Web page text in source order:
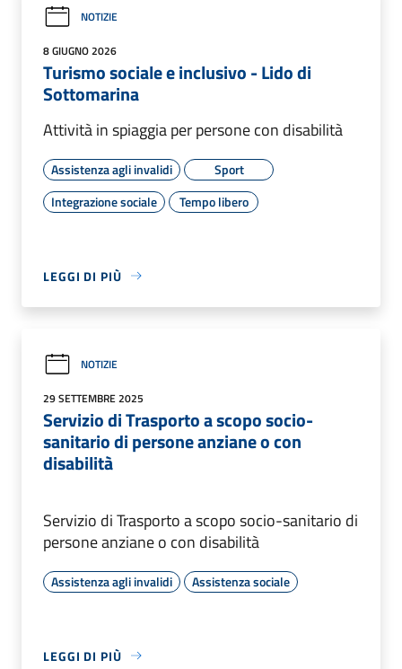
NOTIZIE
8 GIUGNO 2026
Turismo sociale e inclusivo - Lido di
Sottomarina
Attività in spiaggia per persone con disabilità
Assistenza agli invalidi
Sport
Integrazione sociale
Tempo libero
LEGGI DI PIÙ
NOTIZIE
29 SETTEMBRE 2025
Servizio di Trasporto a scopo socio-
sanitario di persone anziane o con
disabilità
Servizio di Trasporto a scopo socio-sanitario di
persone anziane o con disabilità
Assistenza agli invalidi Assistenza sociale
LEGGI DI PIÙ